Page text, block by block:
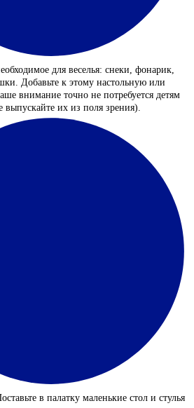
для веселья: снеки, фонарик,
Добавьте к этому настольную или
внимание точно не потребуется детям
выпускайте их из поля зрения).
в палатку маленькие стол и стулья